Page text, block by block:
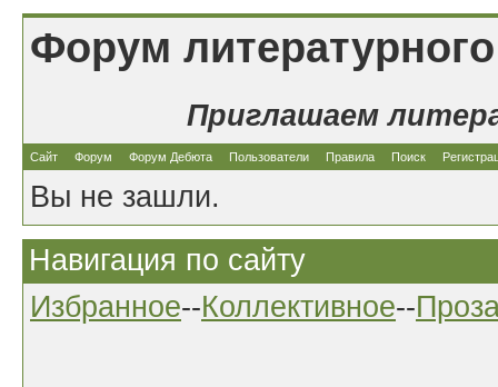
Форум
Приглашаем
Сайт Форум Форум Дебюта Пользователи Правила Поиск
Вы не зашли.
Навигация по сайту
Избранное--Коллективное--